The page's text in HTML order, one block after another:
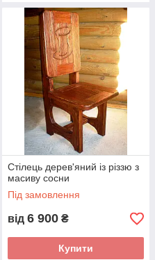
Стілець дерев'яний із різзю з
масиву сосни
Під замовлення
від 6 900 ₴
Купити